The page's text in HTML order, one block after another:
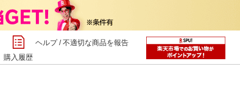
購入履歴
ヘルプ/不適切な商品を報告